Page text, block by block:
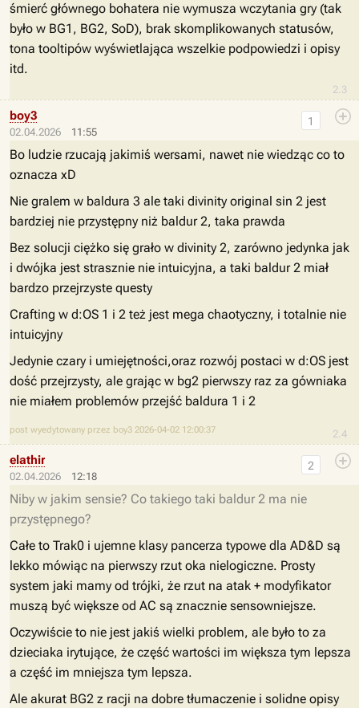
2.3
śmierć głównego bohatera nie wymusza wczytania gry (tak
było w BG1, BG2, SoD), brak skomplikowanych statusów,
tona tooltipów wyświetlająca wszelkie podpowiedzi i opisy
itd.
02.04.2026 11:55
2.4
1
boy3
Bo ludzie rzucają jakimiś wersami, nawet nie wiedząc co to
oznacza xD
Nie gralem w baldura 3 ale taki divinity original sin 2 jest
bardziej nie przystępny niż baldur 2, taka prawda
Bez solucji ciężko się grało w divinity 2, zarówno jedynka jak
i dwójka jest strasznie nie intuicyjna, a taki baldur 2 miał
bardzo przejrzyste questy
Crafting w d:OS 1 i 2 też jest mega chaotyczny, i totalnie nie
intuicyjny
Jedynie czary i umiejętności,oraz rozwój postaci w d:OS jest
dość przejrzysty, ale grając w bg2 pierwszy raz za gówniaka
nie miałem problemów przejść baldura 1 i 2
post wyedytowany przez boy3 2026-04-02 12:00:37
02.04.2026 12:18
2
elathir
Niby w jakim sensie? Co takiego taki baldur 2 ma nie
przystępnego?
Całe to Trak0 i ujemne klasy pancerza typowe dla AD&D są
lekko mówiąc na pierwszy rzut oka nielogiczne. Prosty
system jaki mamy od trójki, że rzut na atak + modyfikator
muszą być większe od AC są znacznie sensowniejsze.
Oczywiście to nie jest jakiś wielki problem, ale było to za
dzieciaka irytujące, że część wartości im większa tym lepsza
a część im mniejsza tym lepsza.
Ale akurat BG2 z racji na dobre tłumaczenie i solidne opisy